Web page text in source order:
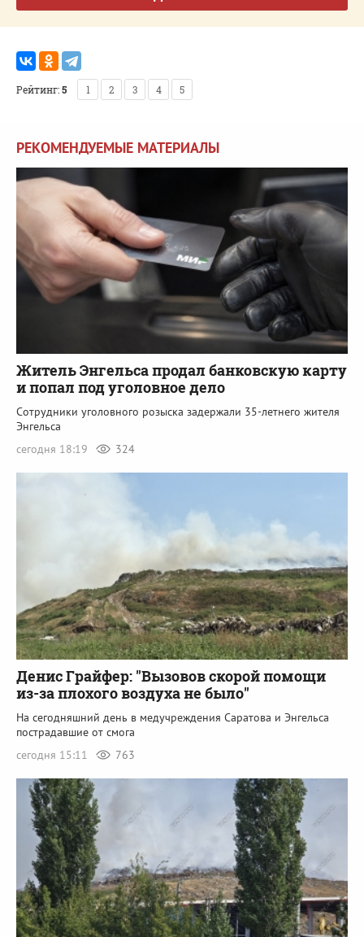
Рейтинг:5 1 2 3 4 5
РЕКОМЕНДУЕМЫЕ МАТЕРИАЛЫ
Житель Энгельса продал банковскую карту
и попал под уголовное дело
Сотрудники уголовного розыска задержали 35-летнего жителя
Энгельса
сегодня 18:19
324
Денис Грайфер: "Вызовов скорой помощи
из-за плохого воздуха не было"
На сегодняшний день в медучреждения Саратова и Энгельса
пострадавшие от смога
сегодня 15:11
763